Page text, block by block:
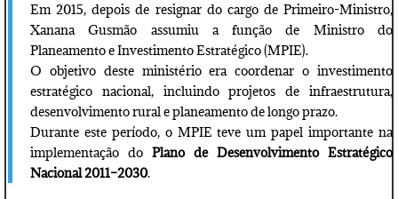
Em 2015, depois de resignar do cargo de Primeiro-Ministro,
Xanana Gusmão assumiu a função de Ministro do
Planeamento e Investimento Estratégico (MPIE).
O objetivo deste ministério era coordenar o investimento
estratégico nacional, incluindo projetos de infraestrutura,
desenvolvimento rural e planeamento de longo prazo.
Durante este período, o MPIE teve um papel importante na
implementação do Plano de Desenvolvimento Estratégico
Nacional 2011–2030.